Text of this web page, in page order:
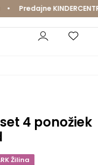
4 ponožiek
Žilina